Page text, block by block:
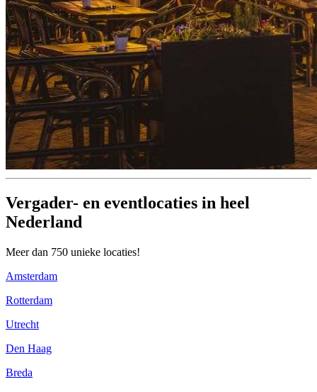
Vergader- en eventlocaties in heel
Nederland
Meer dan 750 unieke locaties!
Amsterdam
Rotterdam
Utrecht
Den Haag
Breda